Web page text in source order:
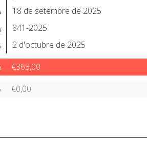
18 de setembre de 2025
841-2025
2 d'octubre de 2025
€363,00
€0,00